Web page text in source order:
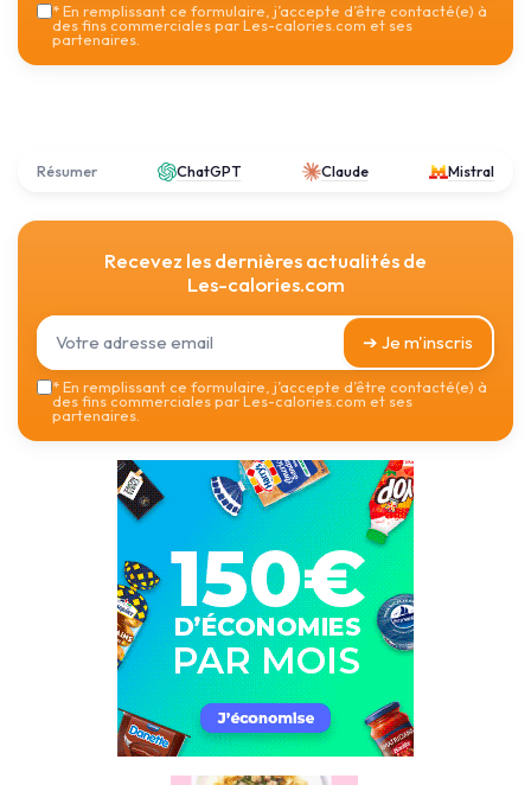
*En remplissant ce formulaire, j’accepte d’être contacté(e) à
des fins commerciales par Les-calories.com et ses
partenaires.
Résumer ChatGPT Claude Mistral
Recevez les dernières actualités de
Les-calories.com
➔ Je m'inscris
*En remplissant ce formulaire, j’accepte d’être contacté(e) à
des fins commerciales par Les-calories.com et ses
partenaires.